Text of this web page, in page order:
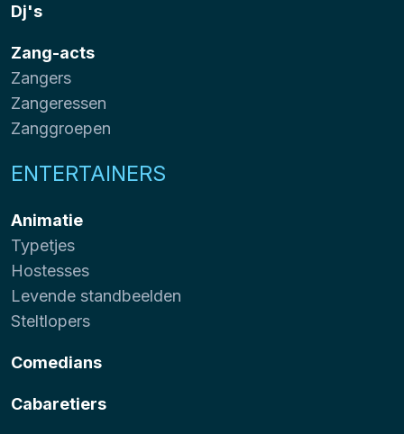
Dj's
Zang-acts
Zangers
Zangeressen
Zanggroepen
ENTERTAINERS
Animatie
Typetjes
Hostesses
Levende standbeelden
Steltlopers
Comedians
Cabaretiers